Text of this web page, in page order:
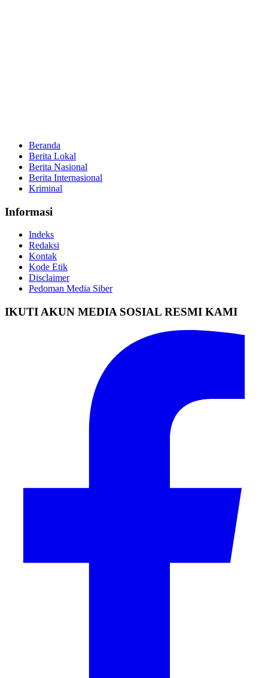
Beranda
Berita Lokal
Berita Nasional
Berita Internasional
Kriminal
Informasi
Indeks
Redaksi
Kontak
Kode Etik
Disclaimer
Pedoman Media Siber
IKUTI AKUN MEDIA SOSIAL RESMI KAMI